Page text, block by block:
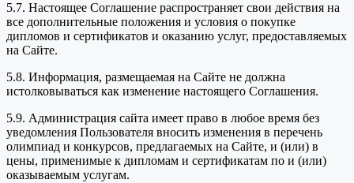
5.7. Настоящее Соглашение распространяет свои действия на
все дополнительные положения и условия о покупке
дипломов и сертификатов и оказанию услуг, предоставляемых
на Сайте.
5.8. Информация, размещаемая на Сайте не должна
истолковываться как изменение настоящего Соглашения.
5.9. Администрация сайта имеет право в любое время без
уведомления Пользователя вносить изменения в перечень
олимпиад и конкурсов, предлагаемых на Сайте, и (или) в
цены, применимые к дипломам и сертификатам по и (или)
оказываемым услугам.